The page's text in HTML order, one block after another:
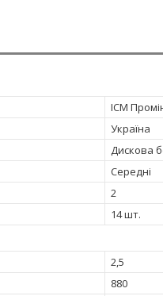
ІСМ
Україна
Дискова
Середні
2
14 шт.
2,5
880